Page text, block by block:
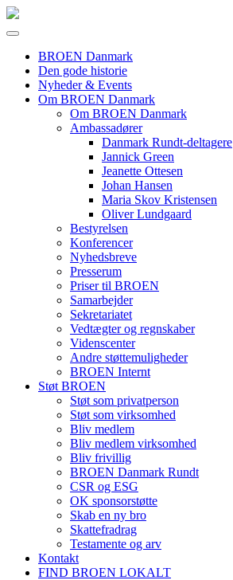
BROEN Danmark
Den gode historie
Nyheder & Events
Om BROEN Danmark
Om BROEN Danmark
Ambassadører
Danmark Rundt-deltagere
Jannick Green
Jeanette Ottesen
Johan Hansen
Maria Skov Kristensen
Oliver Lundgaard
Bestyrelsen
Konferencer
Nyhedsbreve
Presserum
Priser til BROEN
Samarbejder
Sekretariatet
Vedtægter og regnskaber
Videnscenter
Andre støttemuligheder
BROEN Internt
Støt BROEN
Støt som privatperson
Støt som virksomhed
Bliv medlem
Bliv medlem virksomhed
Bliv frivillig
BROEN Danmark Rundt
CSR og ESG
OK sponsorstøtte
Skab en ny bro
Skattefradrag
Testamente og arv
Kontakt
FIND BROEN LOKALT